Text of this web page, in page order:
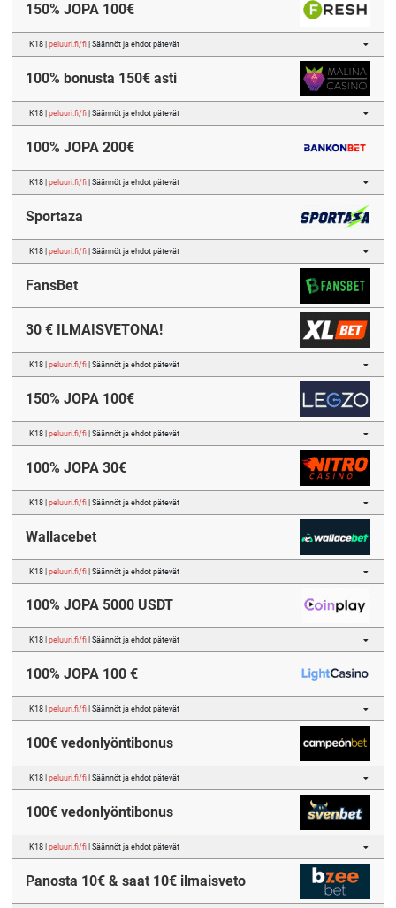
150% JOPA 100€
K18 | peluuri.fi/fi| Säännöt ja ehdot pätevät
100% bonusta 150€ asti
K18 | peluuri.fi/fi| Säännöt ja ehdot pätevät
100% JOPA 200€
K18 | peluuri.fi/fi| Säännöt ja ehdot pätevät
Sportaza
K18 | peluuri.fi/fi| Säännöt ja ehdot pätevät
FansBet
30 € ILMAISVETONA!
K18 | peluuri.fi/fi| Säännöt ja ehdot pätevät
150% JOPA 100€
K18 | peluuri.fi/fi| Säännöt ja ehdot pätevät
100% JOPA 30€
K18 | peluuri.fi/fi| Säännöt ja ehdot pätevät
Wallacebet
K18 | peluuri.fi/fi| Säännöt ja ehdot pätevät
100% JOPA 5000 USDT
K18 | peluuri.fi/fi| Säännöt ja ehdot pätevät
100% JOPA 100 €
K18 | peluuri.fi/fi| Säännöt ja ehdot pätevät
100€ vedonlyöntibonus
K18 | peluuri.fi/fi| Säännöt ja ehdot pätevät
100€ vedonlyöntibonus
K18 | peluuri.fi/fi| Säännöt ja ehdot pätevät
Panosta 10€ & saat 10€ ilmaisveto